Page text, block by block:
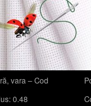
vara – Cod
0.48